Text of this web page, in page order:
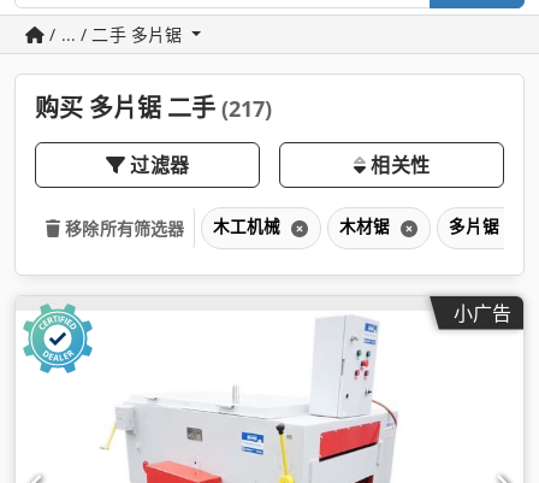
/ ... / 二手 多片锯
购买 多片锯 二手 (217)
过滤器 相关性
移除所有筛选器 木工机械 木材锯 多片锯
小广告